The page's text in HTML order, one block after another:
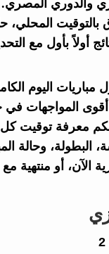
والدوري
بالتوقيت المحلي،
أولاً بأول مع
مباريات اليوم
المواجهات في
معرفة توقيت كل
البطولة، وحالة
الآن، أو منتهية مع
2